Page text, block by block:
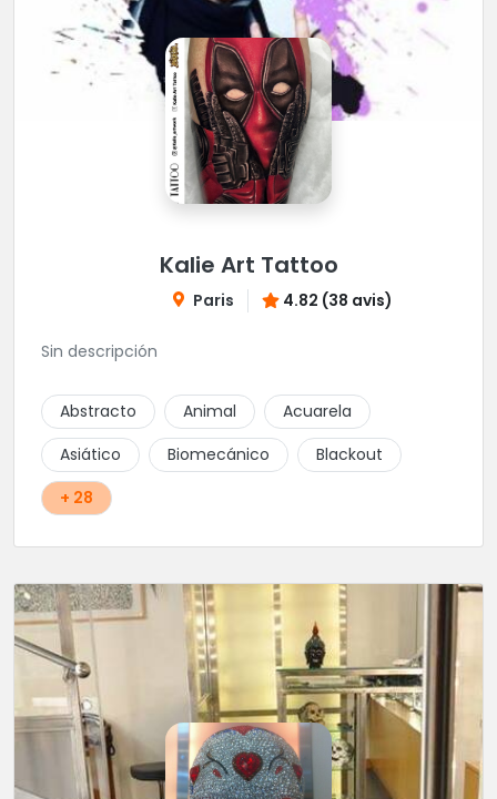
Kalie Art Tattoo
Paris 4.82 (38 avis)
Sin descripción
Abstracto Animal
Acuarela
Asiático
Biomecánico
Blackout
+ 28